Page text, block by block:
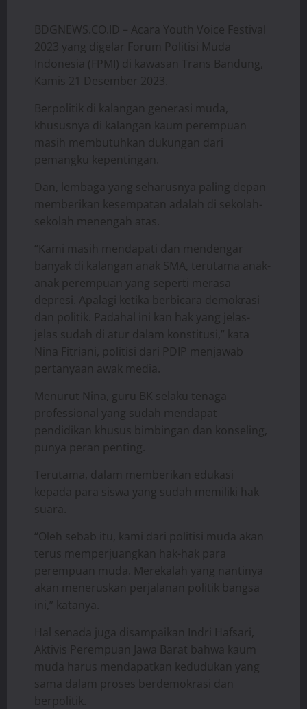
BDGNEWS.CO.ID – Acara Youth Voice Festival
2023 yang digelar Forum Politisi Muda
Indonesia (FPMI) di kawasan Trans Bandung,
Kamis 21 Desember 2023.
Berpolitik di kalangan generasi muda,
khususnya di kalangan kaum perempuan
masih membutuhkan dukungan dari
pemangku kepentingan.
Dan, lembaga yang seharusnya paling depan
memberikan kesempatan adalah di sekolah-
sekolah menengah atas.
“Kami masih mendapati dan mendengar
banyak di kalangan anak SMA, terutama anak-
anak perempuan yang seperti merasa
depresi. Apalagi ketika berbicara demokrasi
dan politik. Padahal ini kan hak yang jelas-
jelas sudah di atur dalam konstitusi,” kata
Nina Fitriani, politisi dari PDIP menjawab
pertanyaan awak media.
Menurut Nina, guru BK selaku tenaga
professional yang sudah mendapat
pendidikan khusus bimbingan dan konseling,
punya peran penting.
Terutama, dalam memberikan edukasi
kepada para siswa yang sudah memiliki hak
suara.
“Oleh sebab itu, kami dari politisi muda akan
terus memperjuangkan hak-hak para
perempuan muda. Merekalah yang nantinya
akan meneruskan perjalanan politik bangsa
ini,” katanya.
Hal senada juga disampaikan Indri Hafsari,
Aktivis Perempuan Jawa Barat bahwa kaum
muda harus mendapatkan kedudukan yang
sama dalam proses berdemokrasi dan
berpolitik.